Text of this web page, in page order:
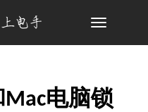
Toggle
电脑锁